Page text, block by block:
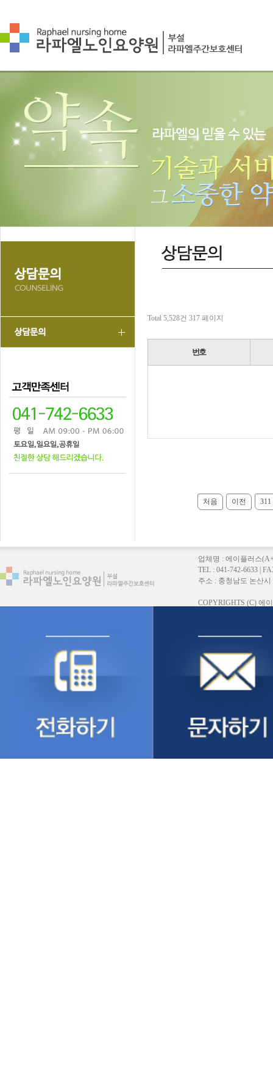
Total 5,528건 317 페이지
번호
처음 이전 311
업체명 : 에이플러스
TEL : 041-742-6633 |
주소 : 충청남도 논산시
COPYRIGHTS (C) 에